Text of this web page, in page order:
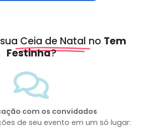
Ceia de Natal no Tem
Festinha?
com os convidados
de seu evento em um só lugar: